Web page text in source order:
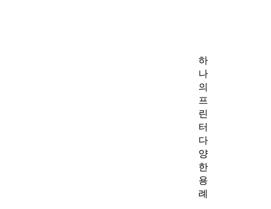
하
나
의
프
린
터
다
양
한
용
례